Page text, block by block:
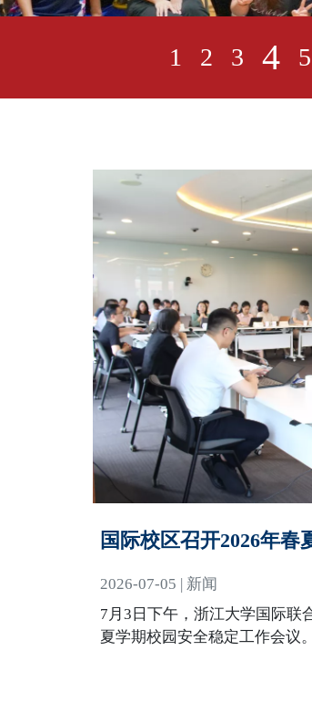
1 2 3 4 5
国际校区召开2026年
2026-07-05 | 新闻
7月3日下午，浙江大学国际联
夏学期校园安全稳定工作会议。